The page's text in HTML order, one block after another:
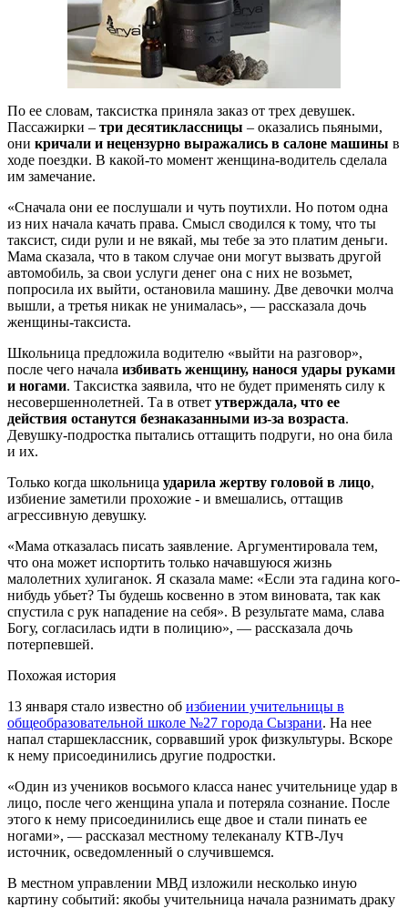
По ее словам, таксистка приняла заказ от трех девушек.
Пассажирки – три десятиклассницы – оказались пьяными,
они кричали и нецензурно выражались в салоне машины в
ходе поездки. В какой-то момент женщина-водитель сделала
им замечание.
«Сначала они ее послушали и чуть поутихли. Но потом одна
из них начала качать права. Смысл сводился к тому, что ты
таксист, сиди рули и не вякай, мы тебе за это платим деньги.
Мама сказала, что в таком случае они могут вызвать другой
автомобиль, за свои услуги денег она с них не возьмет,
попросила их выйти, остановила машину. Две девочки молча
вышли, а третья никак не унималась», — рассказала дочь
женщины-таксиста.
Школьница предложила водителю «выйти на разговор»,
после чего начала избивать женщину, нанося удары руками
и ногами. Таксистка заявила, что не будет применять силу к
несовершеннолетней. Та в ответ утверждала, что ее
действия останутся безнаказанными из-за возраста.
Девушку-подростка пытались оттащить подруги, но она била
и их.
Только когда школьница ударила жертву головой в лицо,
избиение заметили прохожие - и вмешались, оттащив
агрессивную девушку.
«Мама отказалась писать заявление. Аргументировала тем,
что она может испортить только начавшуюся жизнь
малолетних хулиганок. Я сказала маме: «Если эта гадина кого-
нибудь убьет? Ты будешь косвенно в этом виновата, так как
спустила с рук нападение на себя». В результате мама, слава
Богу, согласилась идти в полицию», — рассказала дочь
потерпевшей.
Похожая история
13 января стало известно об избиении учительницы в
общеобразовательной школе №27 города Сызрани. На нее
напал старшеклассник, сорвавший урок физкультуры. Вскоре
к нему присоединились другие подростки.
«Один из учеников восьмого класса нанес учительнице удар в
лицо, после чего женщина упала и потеряла сознание. После
этого к нему присоединились еще двое и стали пинать ее
ногами», — рассказал местному телеканалу КТВ-Луч
источник, осведомленный о случившемся.
В местном управлении МВД изложили несколько иную
картину событий: якобы учительница начала разнимать драку